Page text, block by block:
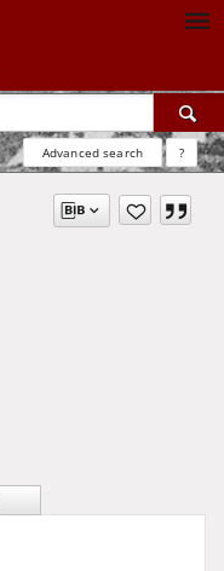
Advanced search ?